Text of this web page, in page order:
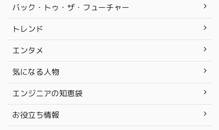
バック・トゥ・ザ・フューチャー
トレンド
エンタメ
気になる人物
エンジニアの知恵袋
お役立ち情報